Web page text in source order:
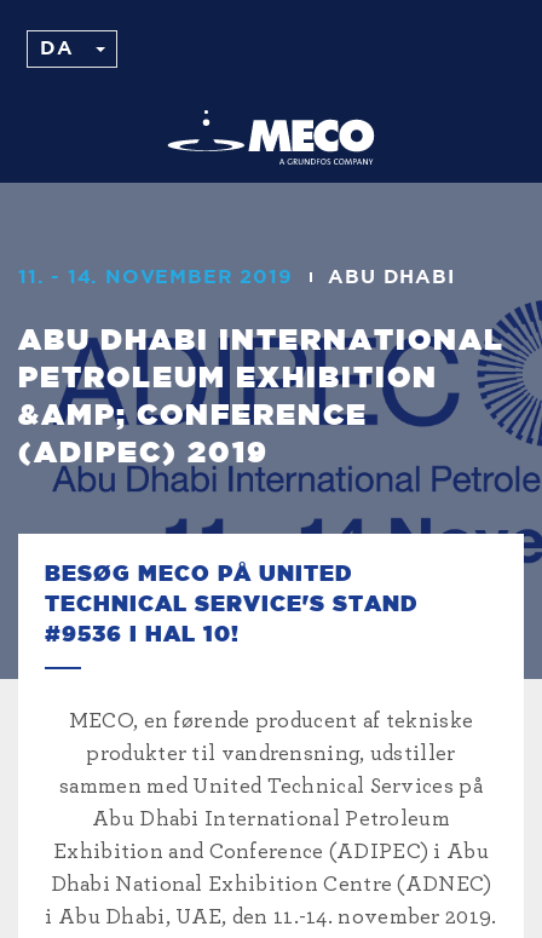
11. - 14. NOVEMBER 2019 ABU DHABI
ABU DHABI INTERNATIONAL
PETROLEUM EXHIBITION
&AMP; CONFERENCE
(ADIPEC) 2019
BESØG MECO PÅ UNITED
TECHNICAL SERVICE'S STAND
#9536 I HAL 10!
MECO, en førende producent af tekniske
produkter til vandrensning, udstiller
sammen med United Technical Services på
Abu Dhabi International Petroleum
Exhibition and Conference (ADIPEC) i Abu
Dhabi National Exhibition Centre (ADNEC)
i Abu Dhabi, UAE, den 11.-14. november 2019.